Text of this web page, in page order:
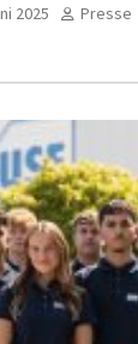
2025 Presse